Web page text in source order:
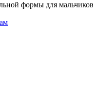
формы для мальчиков